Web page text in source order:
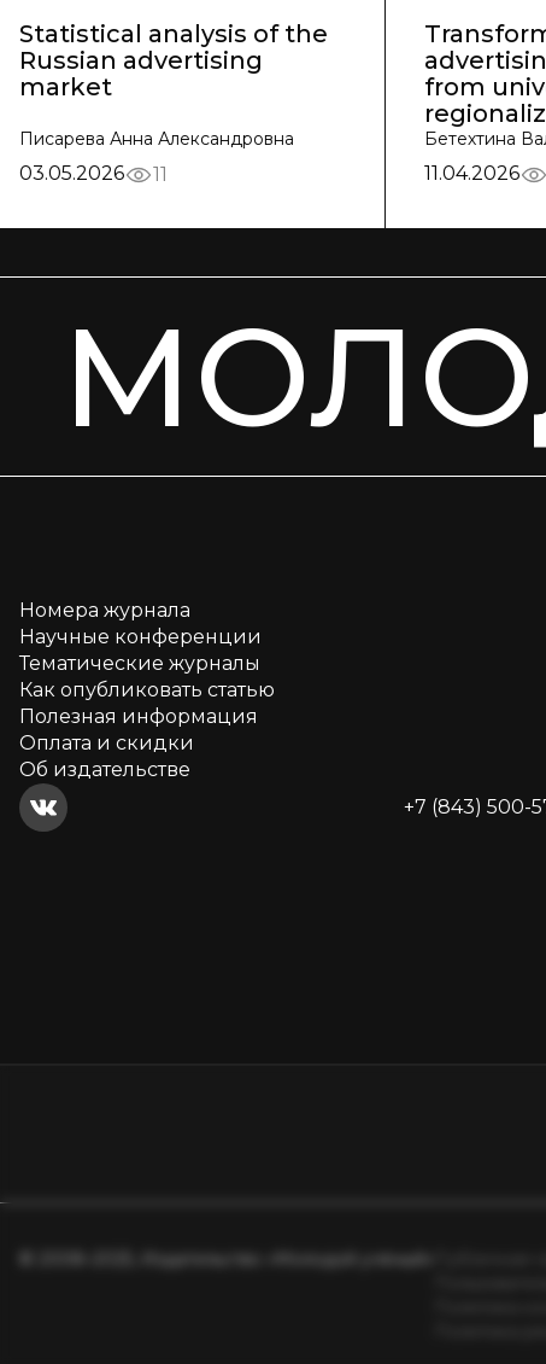
Statistical analysis of the
Russian advertising
market
Писарева Анна Александровна
03.05.2026 11
from
Бетехтина
11.04.2026
Номера журнала
Научные конференции
Тематические журналы
Как опубликовать статью
Полезная информация
Оплата и скидки
Об издательстве
+7 (843) 500-
Публичная
Политика
Политика